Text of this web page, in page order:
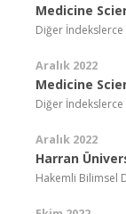
Medicine
Diğer
Aralık 2022
Medicine
Diğer
Aralık 2022
Harran
Hakemli Bilimsel